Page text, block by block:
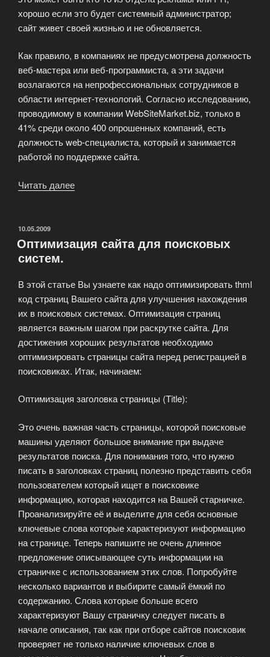
хорошо если это будет системный администратор;
сайт живет своей жизнью и не обновляется.
Как правило, в компаниях не предусмотрена должность
веб-мастера или веб-программиста, а эти задачи
возлагаются на непрофессиональных сотрудников в
области интернет-технологий. Согласно исследованию,
проводимому в компании WebSiteMarket.biz, только в
41% среди около 400 опрошенных компаний, есть
должность web-специалиста, который и занимается
работой по поддержке сайта.
Читать далее
ОПУБЛИКОВАНО
10.05.2009
Оптимизация сайта для поисковых
систем.
В этой статье Вы узнаете как надо оптимизировать thml
код страниц Вашего сайта для улучшения нахождения
их в поисковых системах. Оптимизация страниц
является важным шагом при раскрутке сайта. Для
достижения хороших результатов необходимо
оптимизировать страницы сайта перед регистрацией в
поисковиках. Итак, начинаем:
Оптимизация заголовка страницы (Title):
Это очень важная часть страницы, которой поисковые
машины уделяют большое внимание при выдаче
результатов поиска. Для понимания того, что нужно
писать в заголовках страниц полезно представить себя
пользователем который ищет в поисковике
информацию, которая находится на Вашей старничке.
Проанализируйте её и выделите для себя основные
ключевые слова которые характеризуют информацию
на странице. Теперь напишите не очень длинное
предложение описывающее суть информации на
страничке с использованием этих слов. Попробуйте
несколько вариантов и выбирите самый ёмкий по
содержанию. Слова которые больше всего
характеризуют Вашу страничку следует писать в
начале описания, так как при отборе сайтов поисковик
проверяет не только наличие ключевых слов в